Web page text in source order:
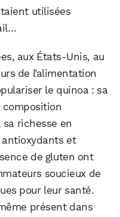
utilisées
aux États-Unis, au
de l’alimentation
le quinoa : sa
richesse en
et
de gluten ont
soucieux de
pour leur santé.
présent dans